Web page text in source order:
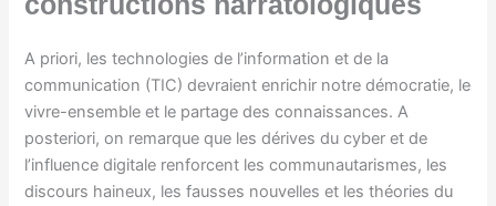
A priori, les technologies de l’information et de la
communication (TIC) devraient enrichir notre démocratie, le
vivre-ensemble et le partage des connaissances. A
posteriori, on remarque que les dérives du cyber et de
l’influence digitale renforcent les communautarismes, les
discours haineux, les fausses nouvelles et les théories du